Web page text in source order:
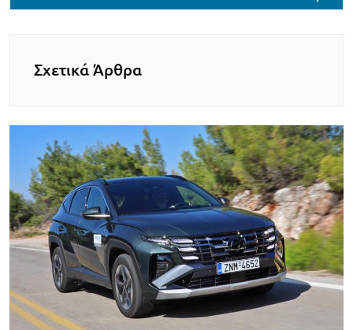
Σχετικά Άρθρα